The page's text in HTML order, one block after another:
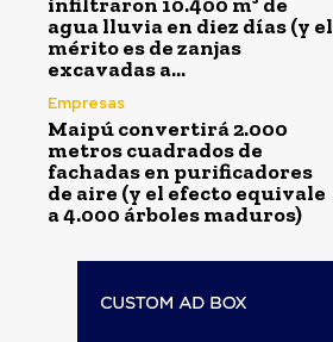
agua lluvia en diez días (y el
mérito es de zanjas
excavadas a...
Empresas
Maipú convertirá 2.000
metros cuadrados de
fachadas en purificadores
de aire (y el efecto equivale
a 4.000 árboles maduros)